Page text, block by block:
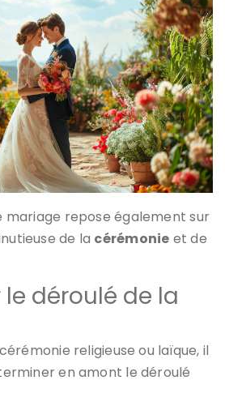
mariage repose également sur
de la cérémonie et de
déroulé de la
cérémonie religieuse ou laïque, il
en amont le déroulé